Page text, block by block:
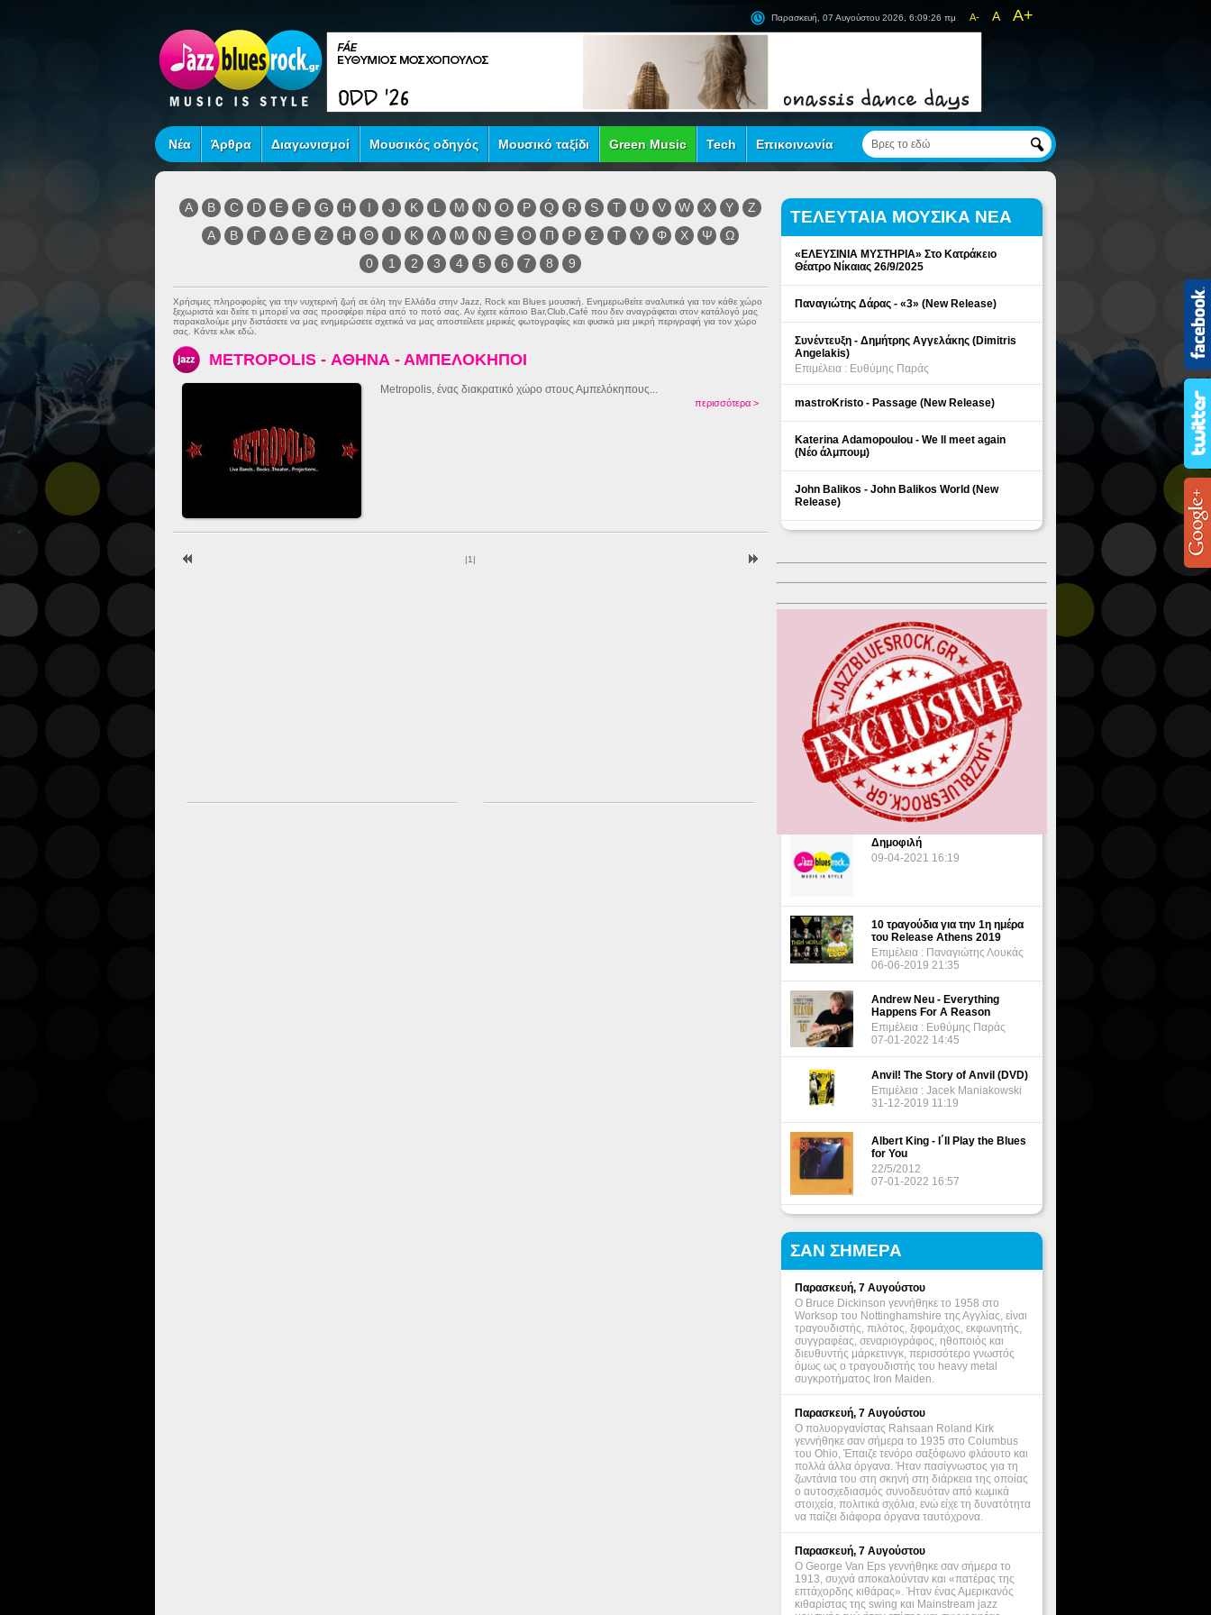
A- A A+
Παρασκευή, 07 Αυγούστου 2026, 6:09:26 πμ
Νέα Άρθρα Διαγωνισμοί Μουσικός οδηγός Μουσικό ταξίδι Green Music Tech Επικοινωνία
A B C D E F G H I J K L M N O P Q R S T U V W X Y
Z
Α
Β Γ Δ Ε Ζ Η Θ Ι Κ Λ Μ Ν Ξ Ο Π Ρ Σ Τ Υ Φ Χ Ψ
Ω
0
1 2 3 4 5 6 7 8 9
Χρήσιμες πληροφορίες για την νυχτερινή ζωή σε όλη την Ελλάδα στην Jazz Rock και Blues μουσική. Ενημερωθείτε αναλυτικά για τον κάθε χώρο
ξεχωριστά και δείτε τι μπορεί να σας προσφέρει πέρα από το ποτό σας. Αν έχετε κάποιο Bar,Club,Café που δεν αναγράφεται στον κατάλογό μας
παρακαλούμε μην διστάσετε να μας ενημερώσετε σχετικά να μας αποστείλετε μερικές φωτογραφίες και φυσικά μια μικρή περιγραφή για τον χώρο
σας. Κάντε κλικ εδώ.
METROPOLIS - ΑΘΗΝΑ - ΑΜΠΕΛΟΚΗΠΟΙ
Metropolis, ένας διακρατικό χώρο στους Αμπελόκηπους...
περισσότερα >
|1 |
ΤΕΛΕΥΤΑΙΑ ΜΟΥΣΙΚΑ ΝΕΑ
«ΕΛΕΥΣΙΝΙΑ ΜΥΣΤΗΡΙΑ» Στο Κατράκειο
Θέατρο Νίκαιας 26/9/2025
Παναγιώτης Δάρας - «3» (New Release)
Συνέντευξη - Δημήτρης Αγγελάκης (Dimitris
Angelakis)
Επιμέλεια : Ευθύμης Παράς
mastroKristo - Passage (New Release)
Katerina Adamopoulou - We ll meet again
(Νέο άλμπουμ)
John Balikos - John Balikos World (New
Release)
ΔΗΜΟΦΙΛΗ ΘΕΜΑΤΑ
Δημοφιλή
09-04-2021 16:19
10 τραγούδια για την 1η ημέρα
του Release Athens 2019
Επιμέλεια : Παναγιώτης Λουκάς
06-06-2019 21:35
Andrew Neu - Everything
Happens For A Reason
Επιμέλεια : Ευθύμης Παράς
07-01-2022 14:45
Anvil! The Story of Anvil (DVD)
Επιμέλεια : Jacek Maniakowski
31-12-2019 11:19
Albert King - I΄ll Play the Blues
for You
22/5/2012
07-01-2022 16:57
ΣΑΝ ΣΗΜΕΡΑ
Παρασκευή, 7 Αυγούστου
Ο Bruce Dickinson γεννήθηκε το 1958 στο
Worksop του Nottinghamshire της Αγγλίας, είναι
τραγουδιστής, πιλότος, ξιφομάχος, εκφωνητής,
συγγραφέας, σεναριογράφος, ηθοποιός και
διευθυντής μάρκετινγκ, περισσότερο γνωστός
όμως ως ο τραγουδιστής του heavy metal
συγκροτήματος Iron Maiden.
Παρασκευή, 7 Αυγούστου
Ο πολυοργανίστας Rahsaan Roland Kirk
γεννήθηκε σαν σήμερα το 1935 στο Columbus
του Ohio, Έπαιζε τενόρο σαξόφωνο φλάουτο και
πολλά άλλα όργανα. Ήταν πασίγνωστος για τη
ζωντάνια του στη σκηνή στη διάρκεια της οποίας
ο αυτοσχεδιασμός συνοδευόταν από κωμικά
στοιχεία, πολιτικά σχόλια, ενώ είχε τη δυνατότητα
να παίζει διάφορα όργανα ταυτόχρονα.
Παρασκευή, 7 Αυγούστου
Ο George Van Eps γεννήθηκε σαν σήμερα το
1913, συχνά αποκαλούνταν και «πατέρας της
επτάχορδης κιθάρας». Ήταν ένας Αμερικανός
κιθαρίστας της swing και Mainstream jazz